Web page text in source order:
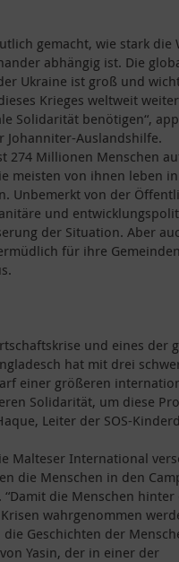
gemacht, wie stark die
abhängig ist. Die
Ukraine ist groß und
Krieges weltweit
Solidarität benötigen“,
Johanniter-Auslandshilfe.
274 Millionen Menschen
meisten von ihnen leben in
Unbemerkt von der
und
der Situation. Aber
für ihre
und eines der
hat mit drei
einer größeren
Solidarität, um diese
Leiter der SOS-
Malteser International
die Menschen in den
die Menschen hinter
wahrgenommen
Geschichten der
Yasin, der in einer der